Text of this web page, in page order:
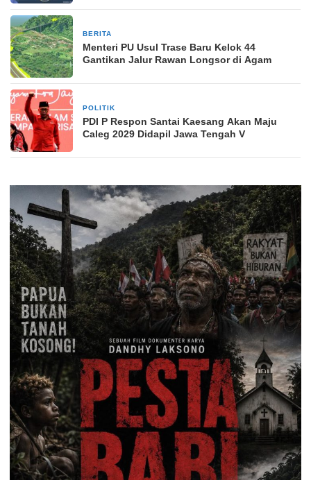
BERITA
Menteri PU Usul Trase Baru Kelok 44
Gantikan Jalur Rawan Longsor di Agam
POLITIK
PDI P Respon Santai Kaesang Akan Maju
Caleg 2029 Didapil Jawa Tengah V